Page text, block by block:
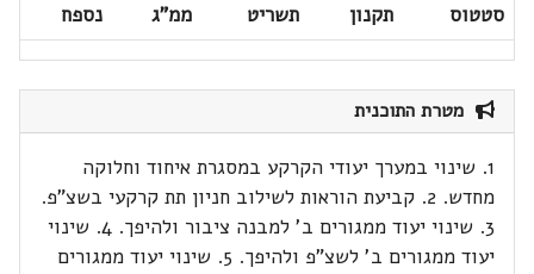
סטטוס תקנון תשריט ממ"ג נספח
מטרת התוכנית
1. שינוי במערך יעודי הקרקע במסגרת איחוד וחלוקה
מחדש. 2. קביעת הוראות לשילוב חניון תת קרקעי בשצ"פ.
3. שינוי יעוד ממגורים ב' למבנה ציבור ולהיפך. 4. שינוי
יעוד ממגורים ב' לשצ"פ ולהיפך. 5. שינוי יעוד ממגורים